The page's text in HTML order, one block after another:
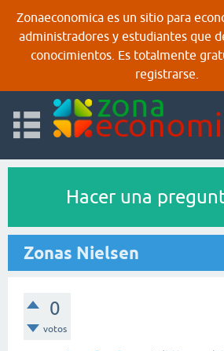
Zonaeconomica es un sitio para
administradores y estudiantes que
conocimientos. Es totalmente
registrarse.
Hacer una
Zonas Nielsen
0
votos